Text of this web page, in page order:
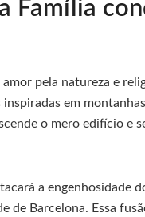
Família
pela natureza e
em
o mero edifício e
a engenhosidade
de Barcelona. Essa